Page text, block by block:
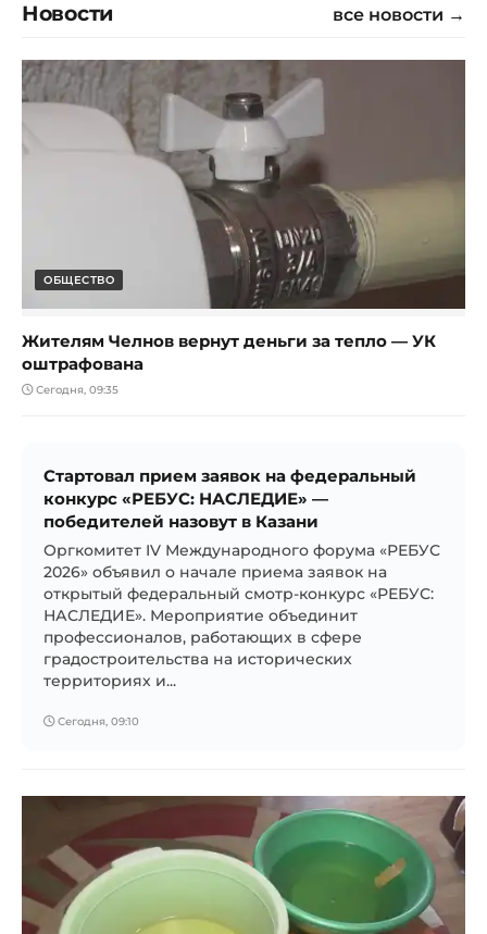
Новости все новости →
ОБЩЕСТВО
Жителям Челнов вернут деньги за тепло — УК
оштрафована
Сегодня, 09:35
Стартовал прием заявок на федеральный
конкурс «РЕБУС: НАСЛЕДИЕ» —
победителей назовут в Казани
Оргкомитет IV Международного форума «РЕБУС
2026» объявил о начале приема заявок на
открытый федеральный смотр-конкурс «РЕБУС:
НАСЛЕДИЕ». Мероприятие объединит
профессионалов, работающих в сфере
градостроительства на исторических
территориях и...
Сегодня, 09:10